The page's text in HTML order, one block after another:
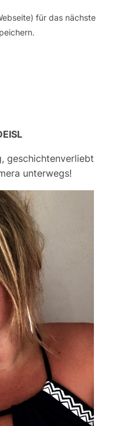
für das nächste
geschichtenverliebt
unterwegs!